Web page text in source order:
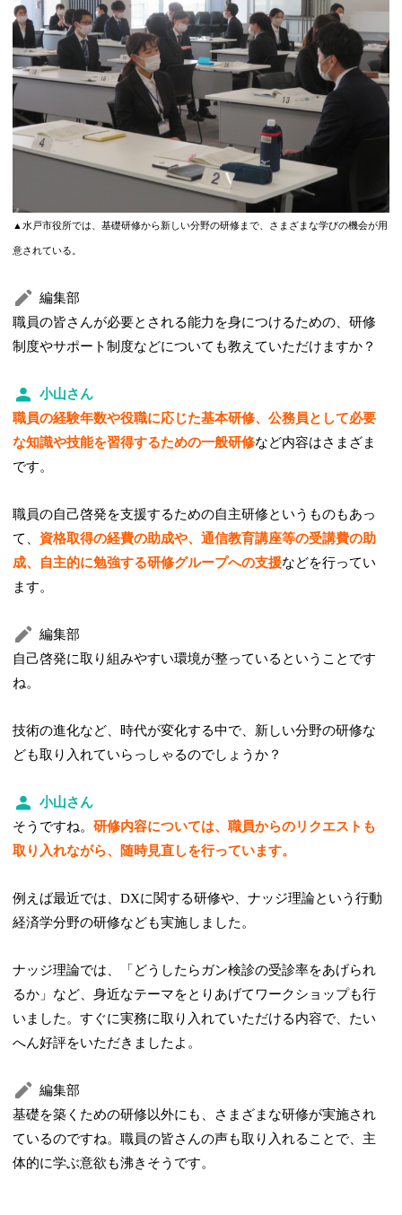
▲水戸市役所では、基礎研修から新しい分野の研修まで、さまざまな学びの機会が用
意されている。
編集部
職員の皆さんが必要とされる能力を身につけるための、研修
制度やサポート制度などについても教えていただけますか？
小山さん
職員の経験年数や役職に応じた基本研修、公務員として必要
な知識や技能を習得するための一般研修など内容はさまざま
です。
職員の自己啓発を支援するための自主研修というものもあっ
て、 資格取得の経費の助成や、通信教育講座等の受講費の助
成、自主的に勉強する研修グループへの支援などを行ってい
ます。
編集部
自己啓発に取り組みやすい環境が整っているということです
ね。
技術の進化など、時代が変化する中で、新しい分野の研修な
ども取り入れていらっしゃるのでしょうか？
小山さん
そうですね。研修内容については、職員からのリクエストも
取り入れながら、随時見直しを行っています。
例えば最近では、DXに関する研修や、ナッジ理論という行動
経済学分野の研修なども実施しました。
ナッジ理論では、「どうしたらガン検診の受診率をあげられ
るか」など、身近なテーマをとりあげてワークショップも行
いました。すぐに実務に取り入れていただける内容で、たい
へん好評をいただきましたよ。
編集部
基礎を築くための研修以外にも、さまざまな研修が実施され
ているのですね。職員の皆さんの声も取り入れることで、主
体的に学ぶ意欲も沸きそうです。